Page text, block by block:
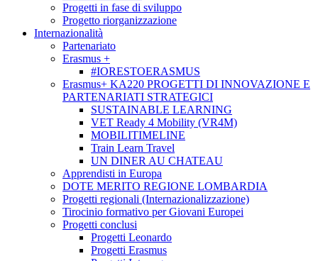
Progetti in fase di sviluppo
Progetto riorganizzazione
Internazionalità
Partenariato
Erasmus +
#IORESTOERASMUS
Erasmus+ KA220 PROGETTI DI INNOVAZIONE E
PARTENARIATI STRATEGICI
SUSTAINABLE LEARNING
VET Ready 4 Mobility (VR4M)
MOBILITIMELINE
Train Learn Travel
UN DINER AU CHATEAU
Apprendisti in Europa
DOTE MERITO REGIONE LOMBARDIA
Progetti regionali (Internazionalizzazione)
Tirocinio formativo per Giovani Europei
Progetti conclusi
Progetti Leonardo
Progetti Erasmus